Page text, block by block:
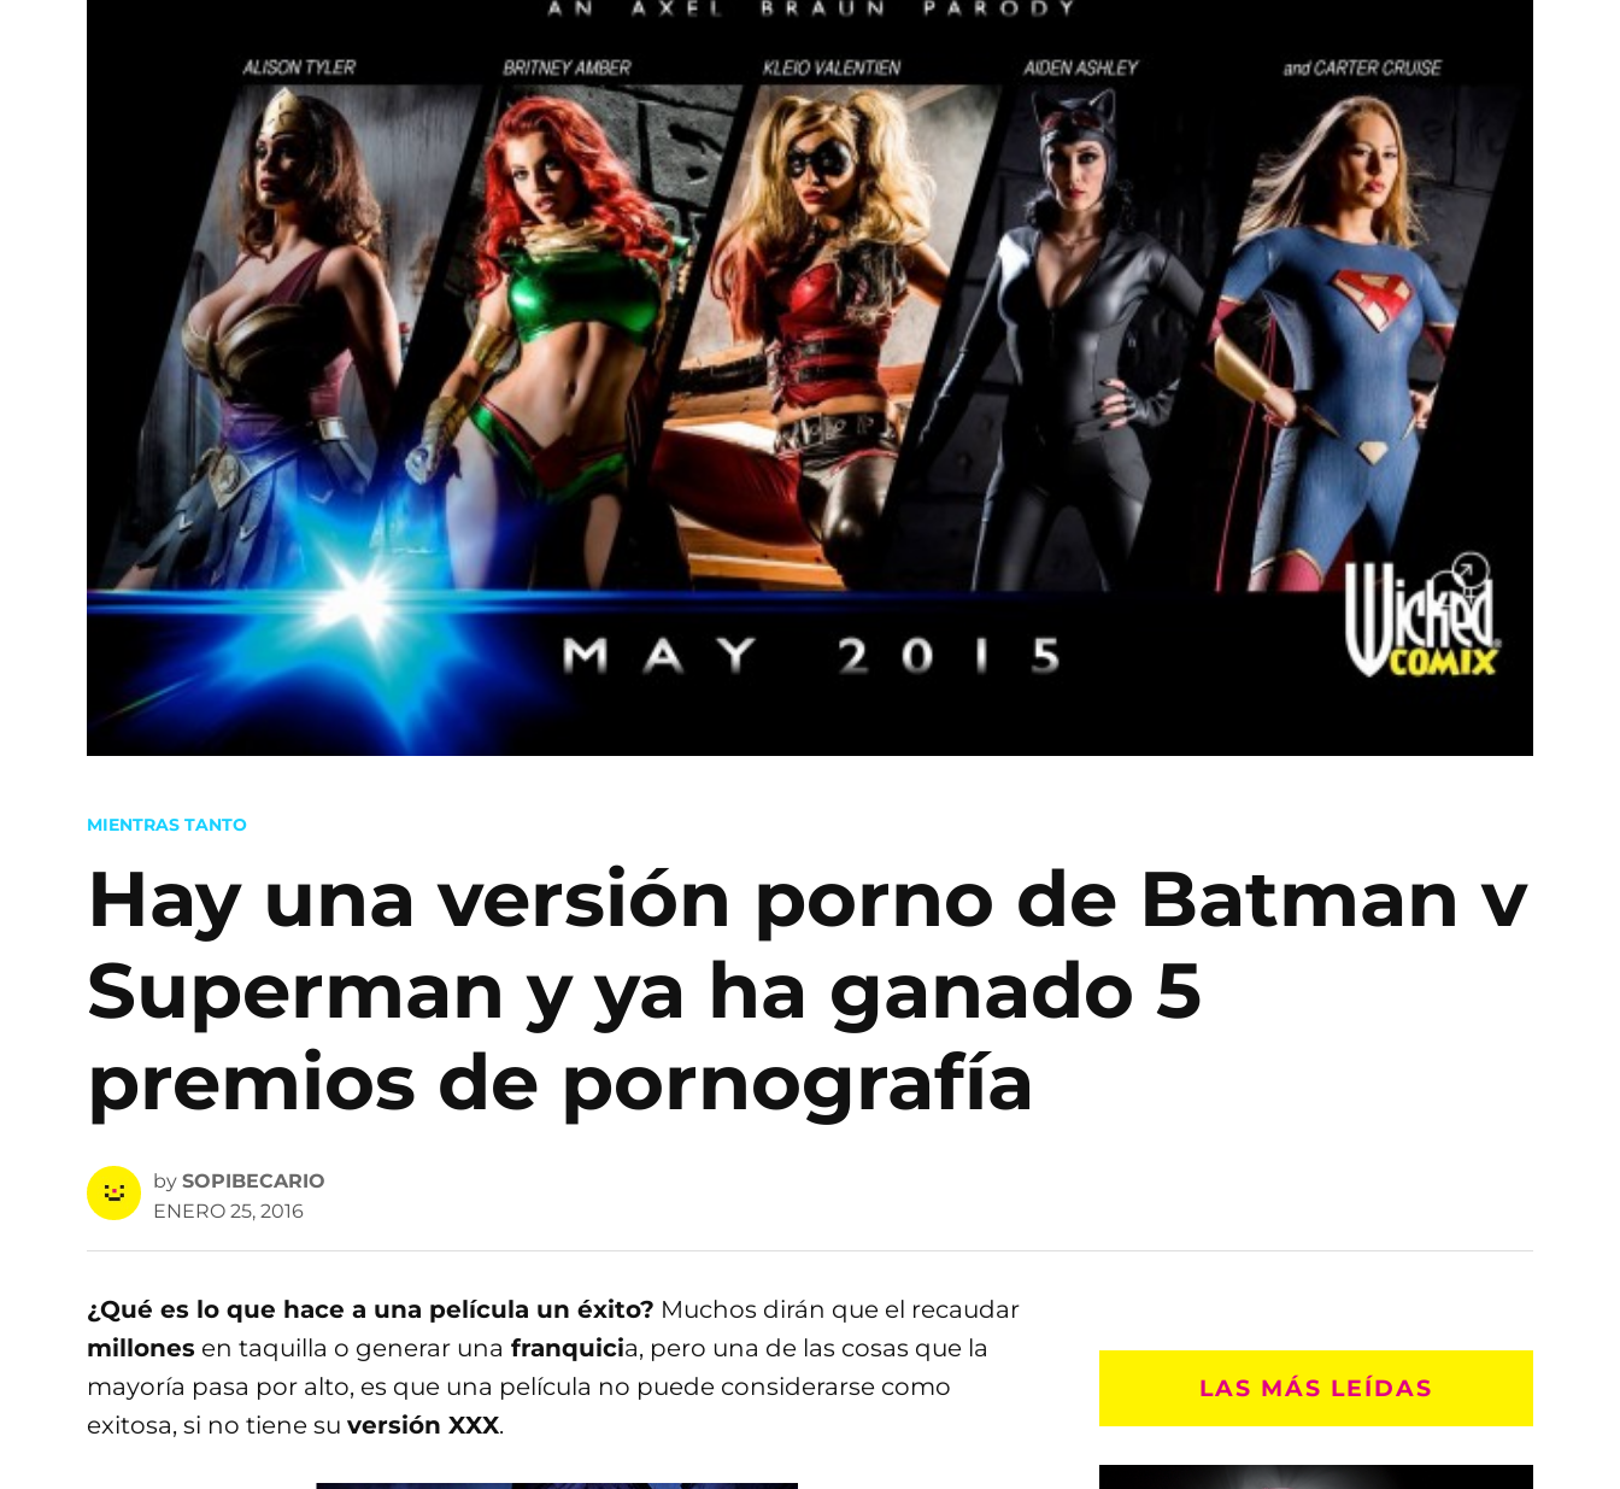
POSTED
MIENTRAS TANTO
Hay una versión porno de Batman v
Superman y ya ha ganado 5
premios de pornografía
by SOPIBECARIO
ENERO 25, 2016
¿Qué es lo que hace a una película un éxito? Muchos dirán que el recaudar
millones en taquilla o generar una franquicia, pero una de las cosas que la
mayoría pasa por alto, es que una película no puede considerarse como
exitosa, si no tiene su versión XXX.
LAS MÁS LEÍDAS